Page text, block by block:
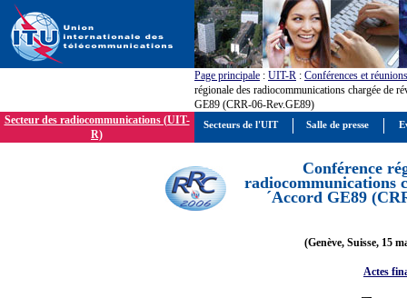
Page principale : UIT-R : Conférences et réunions
régionale des radiocommunications chargée de
GE89 (CRR-06-Rev.GE89)
Secteur des radiocommunications (UIT-
R)
Conférence
radiocommunications
´Accord GE89
(Genève, Suisse, 15
Actes
Secteurs de l'UIT Salle de presse